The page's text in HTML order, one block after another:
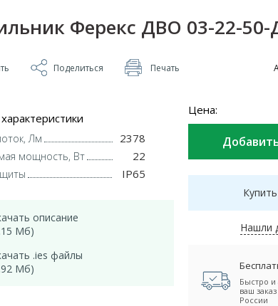
Ферекс ДВО 03-22-50-
Поделиться Печать
Лм 2378
мощность, Вт 22
IP65
описание
Мб)
.ies файлы
Мб)
Цена:
Нашли
Быстро и
ваш
России